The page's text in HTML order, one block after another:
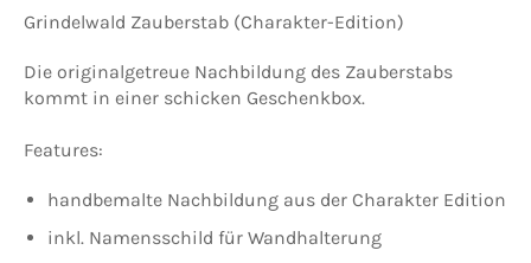
Grindelwald Zauberstab (Charakter-Edition)
Die originalgetreue Nachbildung des Zauberstabs
kommt in einer schicken Geschenkbox.
Features:
handbemalte Nachbildung aus der Charakter Edition
inkl. Namensschild für Wandhalterung